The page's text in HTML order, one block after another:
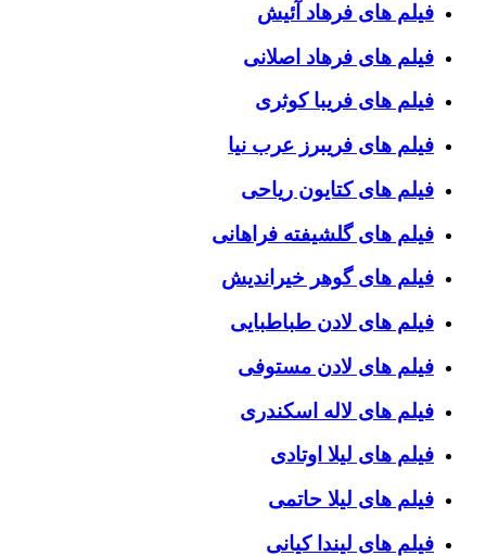
فیلم های فرهاد آئیش
فیلم های فرهاد اصلانی
فیلم های فریبا کوثری
فیلم های فریبرز عرب نیا
فیلم های کتایون ریاحی
فیلم های گلشیفته فراهانی
فیلم های گوهر خیراندیش
فیلم های لادن طباطبایی
فیلم های لادن مستوفی
فیلم های لاله اسکندری
فیلم های لیلا اوتادی
فیلم های لیلا حاتمی
فیلم های لیندا کیانی